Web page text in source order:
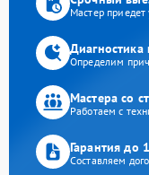
Мастер
Диагностика
Определим
Мастера со
Работаем с
Гарантия до
Составляем